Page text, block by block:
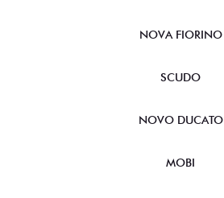
NOVA FIORINO
SCUDO
NOVO DUCATO
MOBI